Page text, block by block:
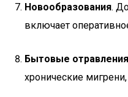
Новообразования.
включает
Бытовые отравления
хронические